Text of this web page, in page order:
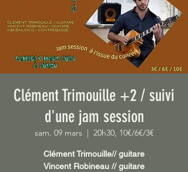
Clément Trimouille +2 / suivi
d'une jam session
sam. 09 mars
  |
20h30, 10€/6€/3€
Clément Trimouille// guitare
Vincent Robineau // guitare